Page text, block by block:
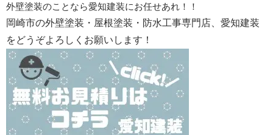
外壁塗装のことなら愛知建装にお任せあれ！！
岡崎市の外壁塗装・屋根塗装・防水工事専門店、愛知建装
をどうぞよろしくお願いします！